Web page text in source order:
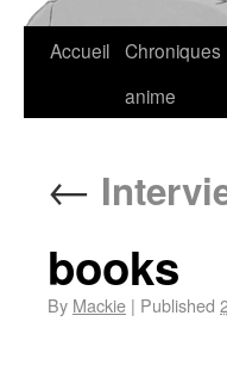
Accueil Chroniques
anime
←
books
By Mackie | Published